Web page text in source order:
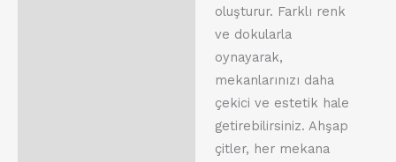
oluşturur. Farklı renk
ve dokularla
oynayarak,
mekanlarınızı daha
çekici ve estetik hale
getirebilirsiniz. Ahşap
çitler, her mekana